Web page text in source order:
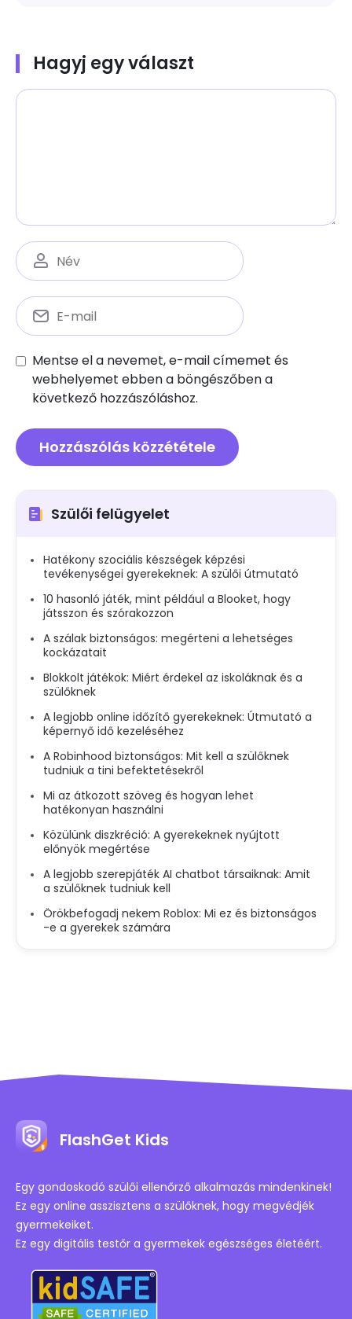
Hagyj egy választ
Mentse el a nevemet, e-mail címemet és
webhelyemet ebben a böngészőben a
következő hozzászóláshoz.
Szülői felügyelet
Hatékony szociális készségek képzési
tevékenységei gyerekeknek: A szülői útmutató
10 hasonló játék, mint például a Blooket, hogy
játsszon és szórakozzon
A szálak biztonságos: megérteni a lehetséges
kockázatait
Blokkolt játékok: Miért érdekel az iskoláknak és a
szülőknek
A legjobb online időzítő gyerekeknek: Útmutató a
képernyő idő kezeléséhez
A Robinhood biztonságos: Mit kell a szülőknek
tudniuk a tini befektetésekről
Mi az átkozott szöveg és hogyan lehet
hatékonyan használni
Közülünk diszkréció: A gyerekeknek nyújtott
előnyök megértése
A legjobb szerepjáték AI chatbot társaiknak: Amit
a szülőknek tudniuk kell
Örökbefogadj nekem Roblox: Mi ez és biztonságos
-e a gyerekek számára
FlashGet Kids
Egy gondoskodó szülői ellenőrző alkalmazás mindenkinek!
Ez egy online asszisztens a szülőknek, hogy megvédjék
gyermekeiket.
Ez egy digitális testőr a gyermekek egészséges életéért.